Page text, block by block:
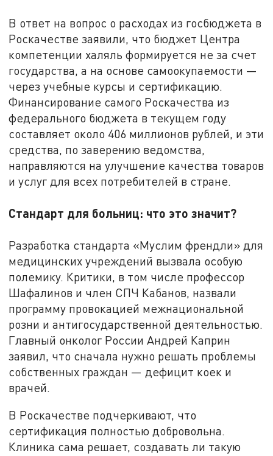
В ответ на вопрос о расходах из госбюджета в
Роскачестве заявили, что бюджет Центра
компетенции халяль формируется не за счет
государства, а на основе самоокупаемости —
через учебные курсы и сертификацию.
Финансирование самого Роскачества из
федерального бюджета в текущем году
составляет около 406 миллионов рублей, и эти
средства, по заверению ведомства,
направляются на улучшение качества товаров
и услуг для всех потребителей в стране.
Стандарт для больниц: что это значит?
Разработка стандарта «Муслим френдли» для
медицинских учреждений вызвала особую
полемику. Критики, в том числе профессор
Шафалинов и член СПЧ Кабанов, назвали
программу провокацией межнациональной
розни и антигосударственной деятельностью.
Главный онколог России Андрей Каприн
заявил, что сначала нужно решать проблемы
собственных граждан — дефицит коек и
врачей.
В Роскачестве подчеркивают, что
сертификация полностью добровольна.
Клиника сама решает, создавать ли такую